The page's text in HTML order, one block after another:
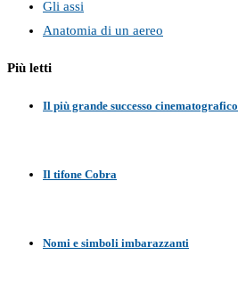
Gli assi
Anatomia di un aereo
Più letti
Il più grande successo cinematografico
Il tifone Cobra
Nomi e simboli imbarazzanti